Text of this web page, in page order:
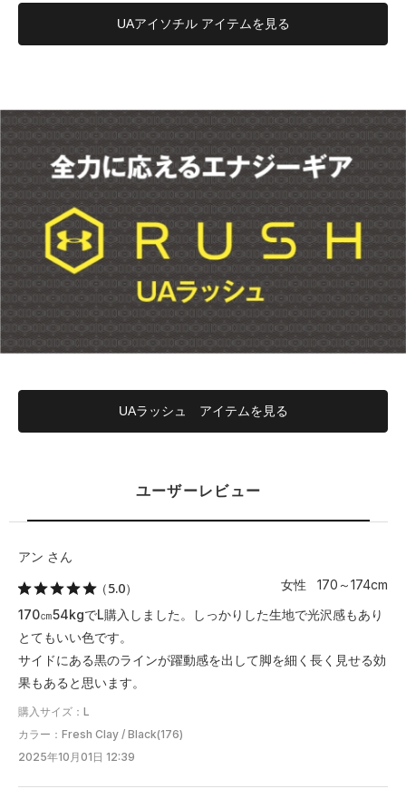
UAアイソチル アイテムを見る
UAラッシュ アイテムを見る
ユーザーレビュー
アン さん
（5.0）
女性 170～174cm
170㎝54kgでL購入しました。しっかりした生地で光沢感もあり
とてもいい色です。
サイドにある黒のラインが躍動感を出して脚を細く長く見せる効
果もあると思います。
購入サイズ：L
カラー：Fresh Clay / Black(176)
2025年10月01日 12:39